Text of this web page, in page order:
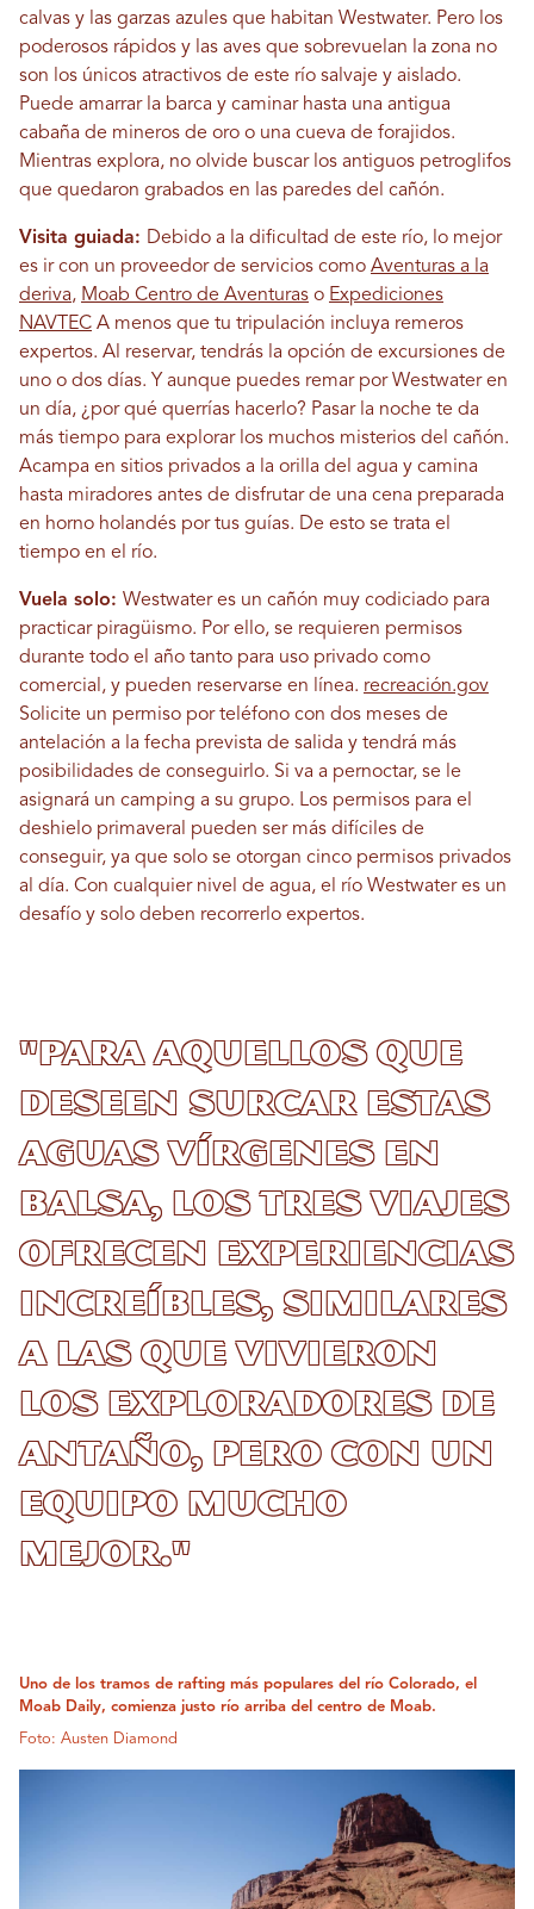
calvas y las garzas azules que habitan Westwater. Pero los
poderosos rápidos y las aves que sobrevuelan la zona no
son los únicos atractivos de este río salvaje y aislado.
Puede amarrar la barca y caminar hasta una antigua
cabaña de mineros de oro o una cueva de forajidos.
Mientras explora, no olvide buscar los antiguos petroglifos
que quedaron grabados en las paredes del cañón.
Visita guiada: Debido a la dificultad de este río, lo mejor
es ir con un proveedor de servicios como Aventuras a la
deriva, Moab Centro de Aventuras o Expediciones
NAVTEC A menos que tu tripulación incluya remeros
expertos. Al reservar, tendrás la opción de excursiones de
uno o dos días. Y aunque puedes remar por Westwater en
un día, ¿por qué querrías hacerlo? Pasar la noche te da
más tiempo para explorar los muchos misterios del cañón.
Acampa en sitios privados a la orilla del agua y camina
hasta miradores antes de disfrutar de una cena preparada
en horno holandés por tus guías. De esto se trata el
tiempo en el río.
Vuela solo: Westwater es un cañón muy codiciado para
practicar piragüismo. Por ello, se requieren permisos
durante todo el año tanto para uso privado como
comercial, y pueden reservarse en línea. recreación.gov
Solicite un permiso por teléfono con dos meses de
antelación a la fecha prevista de salida y tendrá más
posibilidades de conseguirlo. Si va a pernoctar, se le
asignará un camping a su grupo. Los permisos para el
deshielo primaveral pueden ser más difíciles de
conseguir, ya que solo se otorgan cinco permisos privados
al día. Con cualquier nivel de agua, el río Westwater es un
desafío y solo deben recorrerlo expertos.
"Para aquellos que
deseen surcar estas
aguas vírgenes en
balsa, los tres viajes
ofrecen experiencias
increíbles, similares
a las que vivieron
los exploradores de
antaño, pero con un
equipo mucho
mejor."
Uno de los tramos de rafting más populares del río Colorado, el
Moab Daily, comienza justo río arriba del centro de Moab.
Foto: Austen Diamond